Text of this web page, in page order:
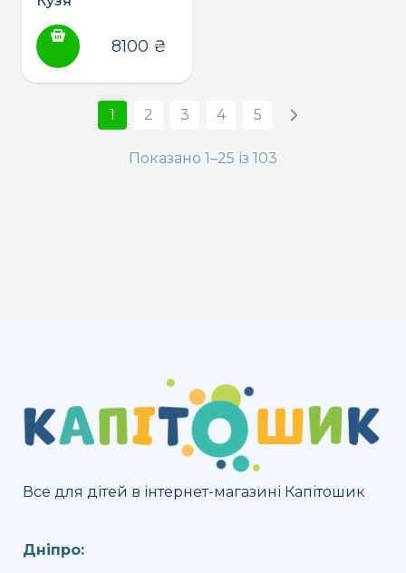
8100 ₴
1 2 3 4 5
Показано 1–25 із 103
Все для дітей в інтернет-магазині Капітошик
Дніпро: